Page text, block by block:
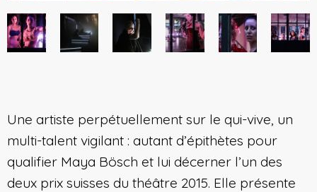
Une artiste perpétuellement sur le qui-vive, un
multi-talent vigilant : autant d’épithètes pour
qualifier Maya Bösch et lui décerner l’un des
deux prix suisses du théâtre 2015. Elle présente